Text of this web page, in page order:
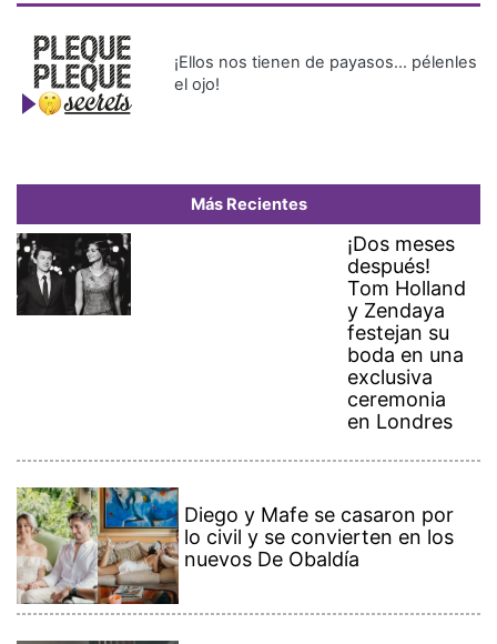
¡Ellos nos tienen de payasos… pélenles
el ojo!
Más Recientes
¡Dos meses
después!
Tom Holland
y Zendaya
festejan su
boda en una
exclusiva
ceremonia
en Londres
Diego y Mafe se casaron por
lo civil y se convierten en los
nuevos De Obaldía